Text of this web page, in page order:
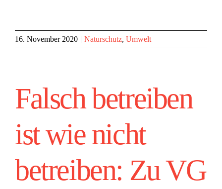
16. November 2020 | Naturschutz, Umwelt
Falsch betreiben
ist wie nicht
betreiben: Zu VG